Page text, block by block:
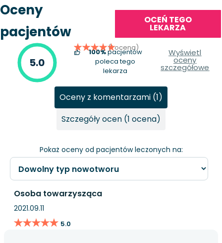
Oceny
pacjentów
OCEŃ TEGO
LEKARZA
5.0
(1 ocena)
100%pacjentów
poleca tego
lekarza
Wyświetl
oceny
szczegółowe
Pokaż oceny od pacjentów leczonych na:
Oceny z komentarzami (1)
Szczegóły ocen (1 ocena)
Osoba towarzysząca
2021.09.11
★★★★★
★★★★★ 5.0